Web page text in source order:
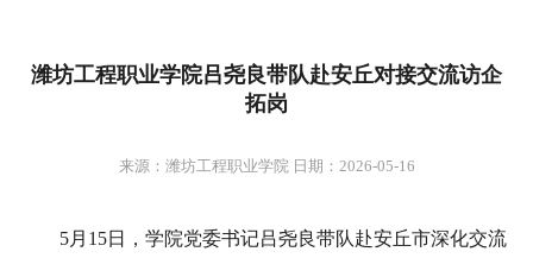
潍坊工程职业学院吕尧良带队赴安丘对接交流访企
拓岗
来源：潍坊工程职业学院 日期：2026-05-16
5月15日，学院党委书记吕尧良带队赴安丘市深化交流